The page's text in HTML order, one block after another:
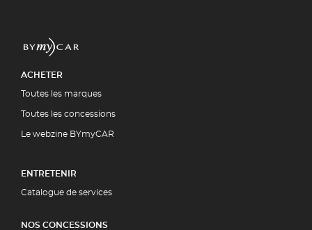
ACHETER
Toutes les marques
Toutes les concessions
Le webzine BYmyCAR
ENTRETENIR
Catalogue de services
NOS CONCESSIONS